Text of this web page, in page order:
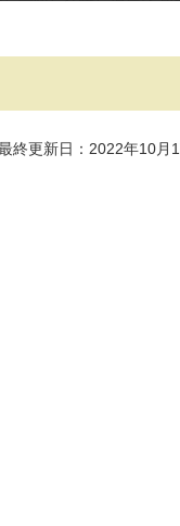
更新日：2022年10月